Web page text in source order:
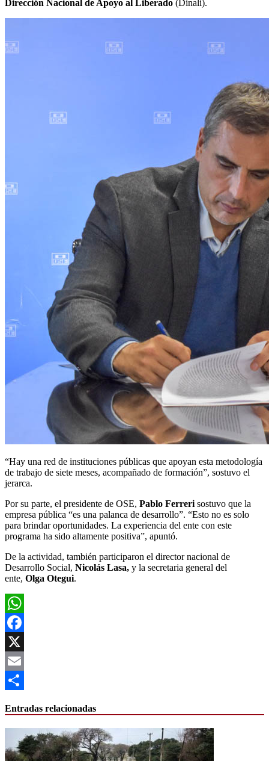
Dirección Nacional de Apoyo al Liberado (Dinali).
“Hay una red de instituciones públicas que apoyan esta metodología
de trabajo de siete meses, acompañado de formación”, sostuvo el
jerarca.
Por su parte, el presidente de OSE, Pablo Ferreri sostuvo que la
empresa pública “es una palanca de desarrollo”. “Esto no es solo
para brindar oportunidades. La experiencia del ente con este
programa ha sido altamente positiva”, apuntó.
De la actividad, también participaron el director nacional de
Desarrollo Social, Nicolás Lasa, y la secretaria general del
ente, Olga Otegui.
WhatsApp
Facebook
X
Email
Entradas relacionadas